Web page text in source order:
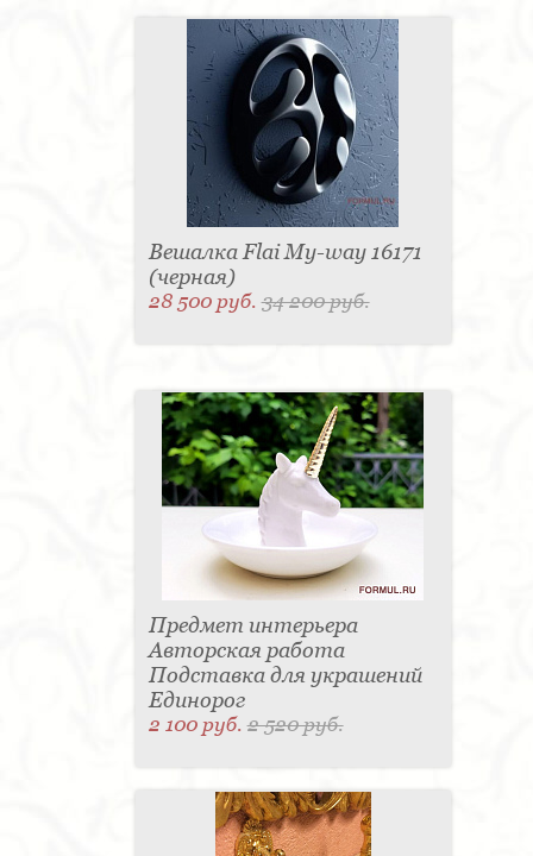
Вешалка Flai My-way 16171
(черная)
28 500 руб.34 200 руб.
Предмет интерьера
Авторская работа
Подставка для украшений
Единорог
2 100 руб.2 520 руб.